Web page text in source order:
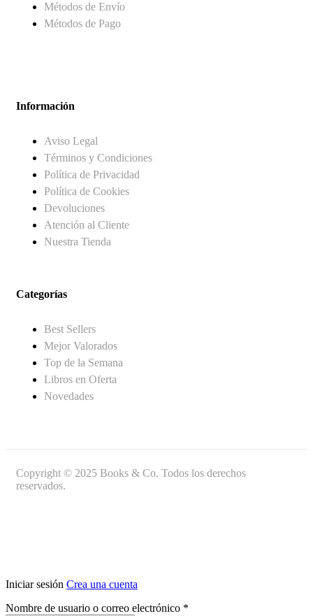
Métodos de Envío
Métodos de Pago
Información
Aviso Legal
Términos y Condiciones
Política de Privacidad
Política de Cookies
Devoluciones
Atención al Cliente
Nuestra Tienda
Categorías
Best Sellers
Mejor Valorados
Top de la Semana
Libros en Oferta
Novedades
Copyright © 2025 Books & Co. Todos los derechos
reservados.
Iniciar sesión Crea una cuenta
Nombre de usuario o correo electrónico *